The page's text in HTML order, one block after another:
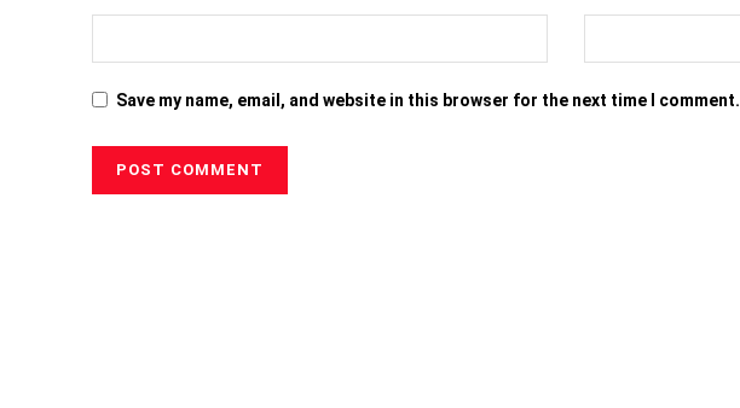
Save my name, email, and website in this browser for the next time I comment.